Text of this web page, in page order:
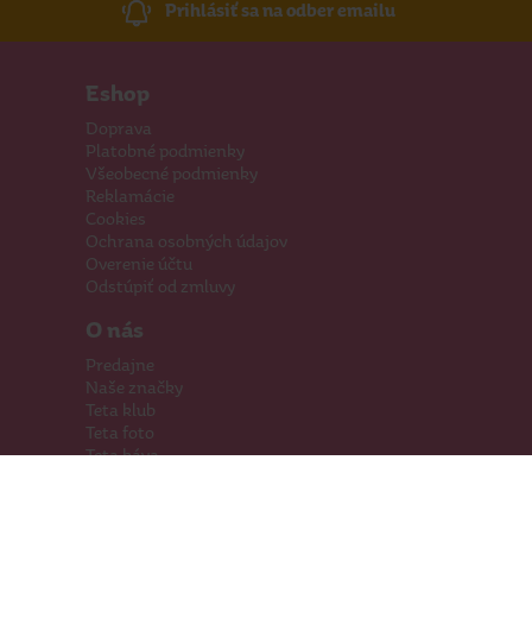
Prihlásiť sa na odber emailu
Eshop
Doprava
Platobné podmienky
Všeobecné podmienky
Reklamácie
Cookies
Ochrana osobných údajov
Overenie účtu
Odstúpiť od zmluvy
O nás
Predajne
Naše značky
Teta klub
Teta foto
Teta káva